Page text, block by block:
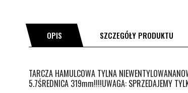
OPIS SZCZEGÓŁY PRODUKTU
TARCZA HAMULCOWA TYLNA
5.7ŚREDNICA 319mm!!!!UWAGA: SPRZEDAJEMY